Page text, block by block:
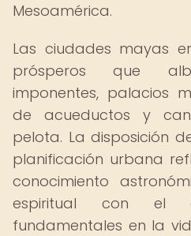
Mesoamérica.
Las ciudades mayas
prósperos que
imponentes, palacios
de acueductos y
pelota. La disposición
planificación urbana
conocimiento
espiritual con el
fundamentales en la